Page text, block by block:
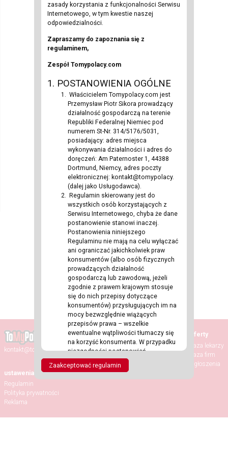
zasady korzystania z funkcjonalności Serwisu
Internetowego, w tym kwestie naszej
odpowiedzialności.
Zapraszamy do zapoznania się z
regulaminem,
Zespół Tomypolacy.com
1. POSTANOWIENIA OGÓLNE
Właścicielem Tomypolacy.com jest
Przemysław Piotr Sikora prowadzący
działalność gospodarczą na terenie
Republiki Federalnej Niemiec pod
numerem St-Nr. 314/5176/5031,
posiadający: adres miejsca
wykonywania działalności i adres do
doręczeń: Am Paternoster 1, 44388
Dortmund, Niemcy, adres poczty
elektronicznej: kontakt@tomypolacy.
(dalej jako Usługodawca).
Regulamin skierowany jest do
wszystkich osób korzystających z
Serwisu Internetowego, chyba że dane
postanowienie stanowi inaczej.
Postanowienia niniejszego
Regulaminu nie mają na celu wyłączać
ani ograniczać jakichkolwiek praw
konsumentów (albo osób fizycznych
prowadzących działalność
gospodarczą lub zawodową, jeżeli
zgodnie z prawem krajowym stosuje
się do nich przepisy dotyczące
konsumentów) przysługujących im na
mocy bezwzględnie wiążących
przepisów prawa – wszelkie
ewentualne wątpliwości tłumaczy się
na korzyść konsumenta. W przypadku
niezgodności postanowień
niniejszego Regulaminu z powyższymi
przepisami, pierwszeństwo
przysługuje tym przepisom.
Zaakceptować regulamin
kontakt@tomypolacy.com
Strona główna
Aktualności
Randki
Oferty
Baza lekarzy
Baza firm
Ogłoszenia
ustawenia
Regulamin
Polityka prywatności
Reklama